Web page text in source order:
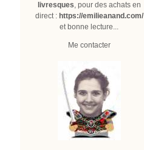
livresques, pour des achats en
direct : https://emilieanand.com/
et bonne lecture...
Me contacter